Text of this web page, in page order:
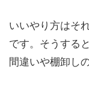
いいやり方はそ
です。そうする
間違いや棚卸し